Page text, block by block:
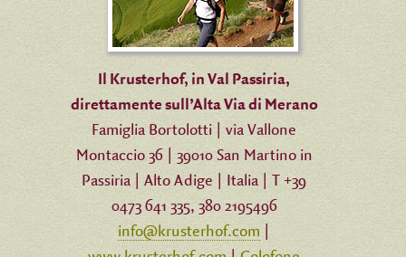
Il Krusterhof, in Val Passiria,
direttamente sull’Alta Via di Merano
Famiglia Bortolotti | via Vallone
Montaccio 36 | 39010 San Martino in
Passiria | Alto Adige | Italia | T +39
0473 641 335, 380 2195496
info@krusterhof.com